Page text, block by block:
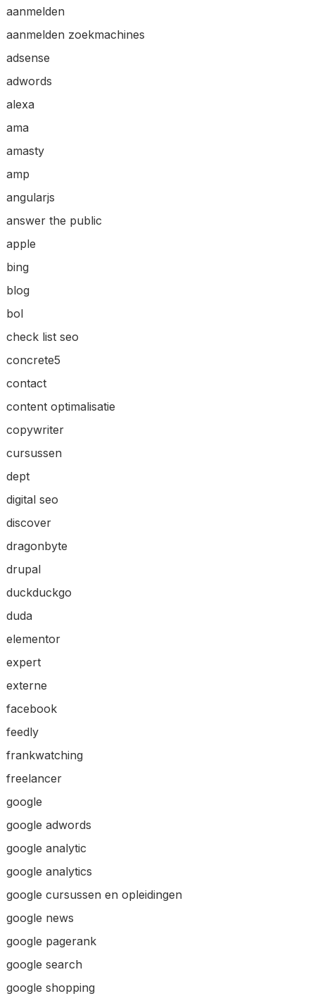
aanmelden
aanmelden zoekmachines
adsense
adwords
alexa
ama
amasty
amp
angularjs
answer the public
apple
bing
blog
bol
check list seo
concrete5
contact
content optimalisatie
copywriter
cursussen
dept
digital seo
discover
dragonbyte
drupal
duckduckgo
duda
elementor
expert
externe
facebook
feedly
frankwatching
freelancer
google
google adwords
google analytic
google analytics
google cursussen en opleidingen
google news
google pagerank
google search
google shopping